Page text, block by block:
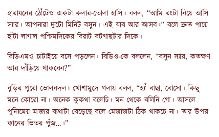
হারাধনের ঠোঁটেও একটা কলার-তোলা হাসি। বলল, “আমি রংটা নিয়ে আসি
স্যার। আপনারা দুটো মিনিট বসুন। এই যাব আর আসব।” বলে দ্রুত পায়ে
হাঁটা লাগাল পশ্চিমদিকের বিরাট বটগাছটার দিকে।
বিডিএমও চাটাইয়ে বসে পড়লেন। বিডিও-কে বললেন, “বসুন স্যার, কতক্ষণ
আর দাঁড়িয়ে থাকবেন?”
বুড়ির পুরো ভোলবদল। খোশামুদে গলায় বলল, “হ্যাঁ বাছা, বোসো। কিছু
মনে কোরো না। অনেক কুকথা বলেচি। মন থেকে বলিনি গো। আসলে
পুন্যিমেয় মাজার ব্যথাটা বেড়েছে বলে মেজাজটা ঠিক থাকচে না। তার উপর
কানের ভিতর পুঁজ…।”